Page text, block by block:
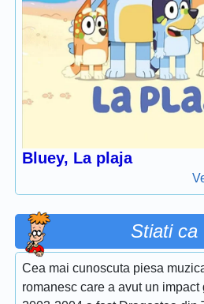
Bluey, La plaja
Stiati
Cea mai cunoscuta piesa
romanesc care a avut un